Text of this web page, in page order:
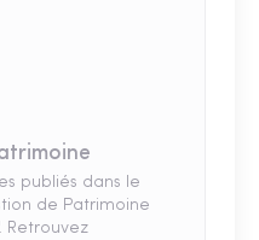
publiés dans le
de Patrimoine
Retrouvez